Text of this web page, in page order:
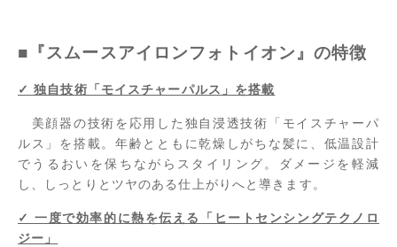
■『スムースアイロンフォトイオン』の特徴
✓ 独自技術「モイスチャーパルス」を搭載
美顔器の技術を応用した独自浸透技術「モイスチャーパ
ルス」を搭載。年齢とともに乾燥しがちな髪に、低温設計
でうるおいを保ちながらスタイリング。ダメージを軽減
し、しっとりとツヤのある仕上がりへと導きます。
✓ 一度で効率的に熱を伝える「ヒートセンシングテクノロ
ジー」